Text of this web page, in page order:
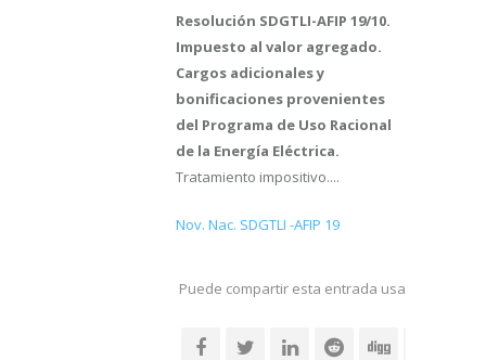
Resolución SDGTLI-AFIP 19/10.
Impuesto al valor agregado.
Cargos adicionales y
bonificaciones provenientes
del Programa de Uso Racional
de la Energía Eléctrica.
Tratamiento impositivo....
Nov. Nac. SDGTLI -AFIP 19
Puede compartir esta entrada usando sus